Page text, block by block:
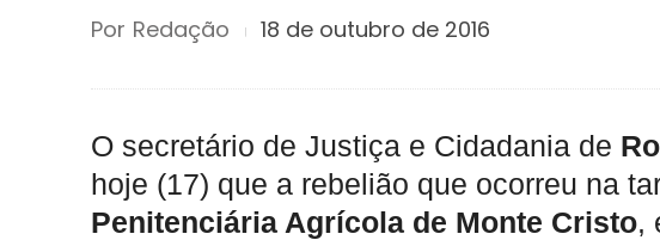
Por Redação 18 de outubro de 2016
O secretário de Justiça e Cidadania de
hoje (17) que a rebelião que ocorreu na
Penitenciária Agrícola de Monte Cristo,